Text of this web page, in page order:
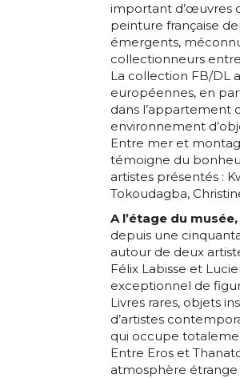
important d’œuvres
peinture française
émergents,
collectionneurs
La collection FB/DL
européennes, en
dans l’appartement
environnement
Entre mer et
témoigne du
artistes présentés :
Tokoudagba,
A l’étage du
depuis une
autour de deux
Félix Labisse et
exceptionnel de
Livres rares, objets
d’artistes
qui occupe
Entre Eros et
atmosphère